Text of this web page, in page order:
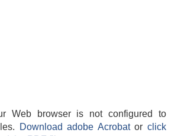
Web browser is not configured to
Download adobe Acrobatorclick